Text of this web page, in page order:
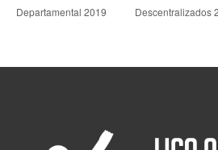
Departamental 2019
Descentralizados